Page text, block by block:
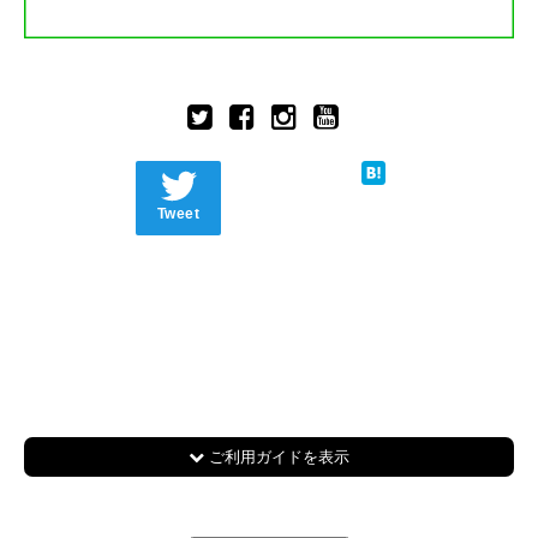
Tweet
ご利用ガイドを表示